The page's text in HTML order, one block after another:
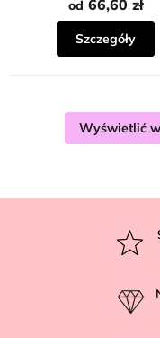
od 66,60 zł
Szczegóły
Wyświetlić